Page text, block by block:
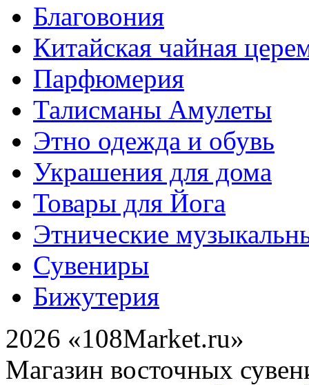
Благовония
Китайская чайная
Парфюмерия
Талисманы Амулеты
Этно одежда и обувь
Украшения для дома
Товары для Йога
Этнические
Сувениры
Бижутерия
2026 «108Market.ru»
Магазин восточных